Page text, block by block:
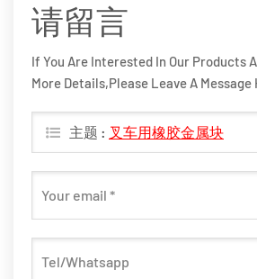
请留言
If You Are Interested In Our Products
More Details,please Leave A
主题 : 叉车用橡胶金属块